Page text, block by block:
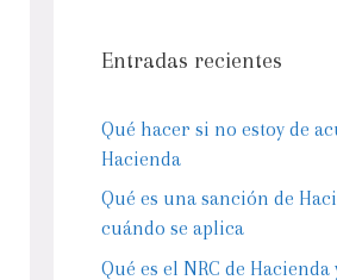
Entradas recientes
Qué hacer si no estoy de
Hacienda
Qué es una sanción de
cuándo se aplica
Qué es el NRC de Hacienda